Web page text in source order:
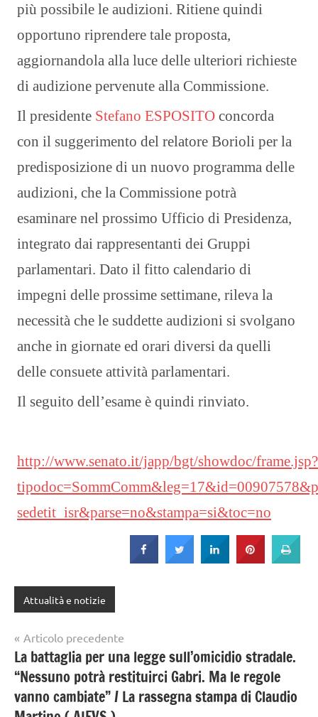
più possibile le audizioni. Ritiene quindi
opportuno riprendere tale proposta,
aggiornandola alla luce delle ulteriori richieste
di audizione pervenute alla Commissione.
Il presidente Stefano ESPOSITO concorda
con il suggerimento del relatore Borioli per la
predisposizione di un nuovo programma delle
audizioni, che la Commissione potrà
esaminare nel prossimo Ufficio di Presidenza,
integrato dai rappresentanti dei Gruppi
parlamentari. Dato il fitto calendario di
impegni delle prossime settimane, rileva la
necessità che le suddette audizioni si svolgano
anche in giornate ed orari diversi da quelli
delle consuete attività parlamentari.
Il seguito dell’esame è quindi rinviato.
http://www.senato.it/japp/bgt/showdoc/frame.jsp?
sedetit_isr&parse=no&stampa=si&toc=no
Attualità e notizie
Navigazione
articoli
Articolo precedente
La battaglia per una legge sull’omicidio stradale.
“Nessuno potrà restituirci Gabri. Ma le regole
vanno cambiate” / La rassegna stampa di Claudio